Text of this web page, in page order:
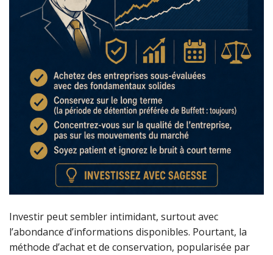
Investir peut sembler intimidant, surtout avec
l’abondance d’informations disponibles. Pourtant, la
méthode d’achat et de conservation, popularisée par